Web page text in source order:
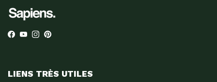
Facebook
YouTube
Instagram
Pinterest
LIENS TRÈS UTILES